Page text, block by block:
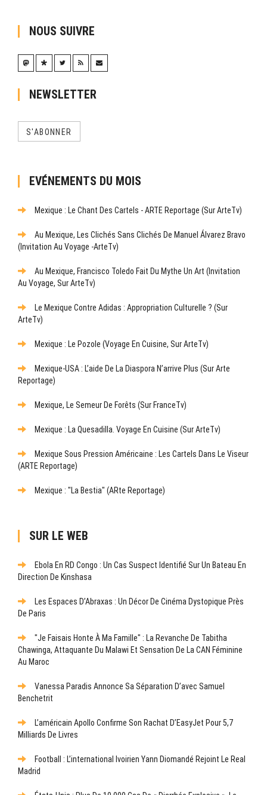
NOUS SUIVRE
NEWSLETTER
S'ABONNER
EVÉNEMENTS DU MOIS
Mexique : Le Chant Des Cartels - ARTE Reportage (sur ArteTv)
Au Mexique, Les Clichés Sans Clichés De Manuel Álvarez Bravo
(Invitation Au Voyage -ArteTv)
Au Mexique, Francisco Toledo Fait Du Mythe Un Art (Invitation
Au Voyage, Sur ArteTv)
Le Mexique Contre Adidas : Appropriation Culturelle ? (sur
ArteTv)
Mexique : Le Pozole (Voyage En Cuisine, Sur ArteTv)
Mexique-USA : L’aide De La Diaspora N’arrive Plus (sur Arte
Reportage)
Mexique, Le Semeur De Forêts (sur FranceTv)
Mexique : La Quesadilla. Voyage En Cuisine (sur ArteTv)
Mexique Sous Pression Américaine : Les Cartels Dans Le Viseur
(ARTE Reportage)
Mexique : "La Bestia" (ARte Reportage)
SUR LE WEB
Ebola En RD Congo : Un Cas Suspect Identifié Sur Un Bateau En
Direction De Kinshasa
Les Espaces D’Abraxas : Un Décor De Cinéma Dystopique Près
De Paris
"Je Faisais Honte À Ma Famille" : La Revanche De Tabitha
Chawinga, Attaquante Du Malawi Et Sensation De La CAN Féminine
Au Maroc
Vanessa Paradis Annonce Sa Séparation D’avec Samuel
Benchetrit
L’américain Apollo Confirme Son Rachat D’EasyJet Pour 5,7
Milliards De Livres
Football : L’international Ivoirien Yann Diomandé Rejoint Le Real
Madrid